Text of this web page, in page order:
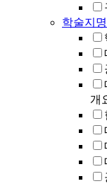
학술지명
개